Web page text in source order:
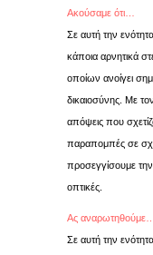
Ακούσαμε ότι…
Σε αυτή την
κάποια αρνητικά
οποίων ανοίγει
δικαιοσύνης. Με
απόψεις που
παραπομπές σε
προσεγγίσουμε την
οπτικές.
Ας αναρωτηθούμε…
Σε αυτή την